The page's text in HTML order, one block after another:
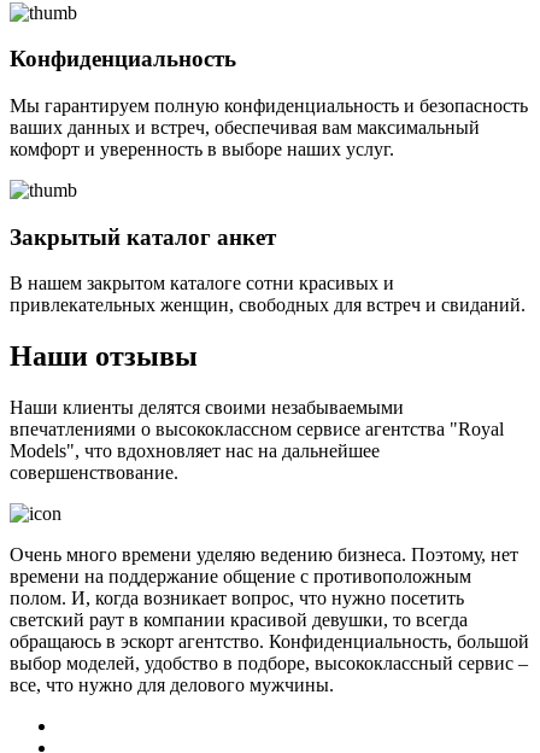
Конфиденциальность
Мы гарантируем полную конфиденциальность и безопасность
ваших данных и встреч, обеспечивая вам максимальный
комфорт и уверенность в выборе наших услуг.
Закрытый каталог анкет
В нашем закрытом каталоге сотни красивых и
привлекательных женщин, свободных для встреч и свиданий.
Наши отзывы
Наши клиенты делятся своими незабываемыми
впечатлениями о высококлассном сервисе агентства "Royal
Models", что вдохновляет нас на дальнейшее
совершенствование.
Очень много времени уделяю ведению бизнеса. Поэтому, нет
времени на поддержание общение с противоположным
полом. И, когда возникает вопрос, что нужно посетить
светский раут в компании красивой девушки, то всегда
обращаюсь в эскорт агентство. Конфиденциальность, большой
выбор моделей, удобство в подборе, высококлассный сервис –
все, что нужно для делового мужчины.